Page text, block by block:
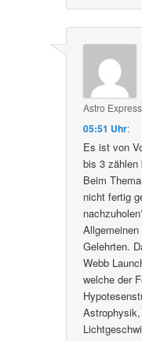
Astro Express
05:51 Uhr:
Es ist von
bis 3 zählen
Beim
nicht fertig
Gelehrten.
Webb
welche der